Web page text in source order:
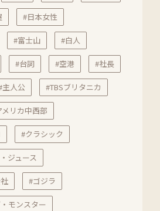
#日本女性
#富士山 #白人
#台詞 #空港 #社長
主人公 #TBSブリタニカ
メリカ中西部
#クラシック
ジュース
#ゴジラ
モンスター